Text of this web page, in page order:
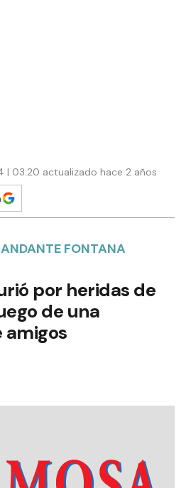
| 03:20 actualizado hace 2 años
FONTANA
por heridas de
de una
amigos